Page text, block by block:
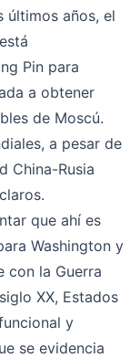
últimos años, el
Pin para
a obtener
de Moscú.
a pesar de
China-Rusia
que ahí es
Washington y
con la Guerra
XX, Estados
y
se evidencia